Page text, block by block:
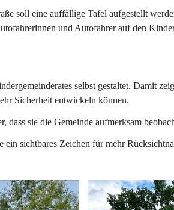
soll eine auffällige Tafel aufgestellt
und Autofahrer auf den
selbst gestaltet. Damit
Sicherheit entwickeln können.
sie die Gemeinde aufmerksam
ein sichtbares Zeichen für mehr